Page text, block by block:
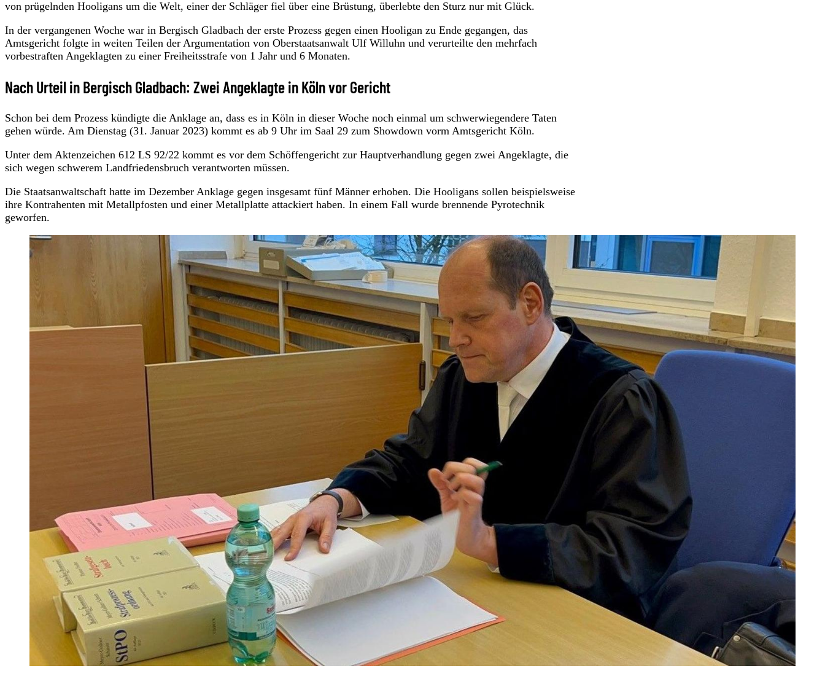
von prügelnden Hooligans um die Welt, einer der Schläger fiel über eine Brüstung, überlebte den Sturz nur mit Glück.
In der vergangenen Woche war in Bergisch Gladbach der erste Prozess gegen einen Hooligan zu Ende gegangen, das
Amtsgericht folgte in weiten Teilen der Argumentation von Oberstaatsanwalt Ulf Willuhn und verurteilte den mehrfach
vorbestraften Angeklagten zu einer Freiheitsstrafe von 1 Jahr und 6 Monaten.
Nach Urteil in Bergisch Gladbach: Zwei Angeklagte in Köln vor Gericht
Schon bei dem Prozess kündigte die Anklage an, dass es in Köln in dieser Woche noch einmal um schwerwiegendere Taten
gehen würde. Am Dienstag (31. Januar 2023) kommt es ab 9 Uhr im Saal 29 zum Showdown vorm Amtsgericht Köln.
Unter dem Aktenzeichen 612 LS 92/22 kommt es vor dem Schöffengericht zur Hauptverhandlung gegen zwei Angeklagte, die
sich wegen schwerem Landfriedensbruch verantworten müssen.
Die Staatsanwaltschaft hatte im Dezember Anklage gegen insgesamt fünf Männer erhoben. Die Hooligans sollen beispielsweise
ihre Kontrahenten mit Metallpfosten und einer Metallplatte attackiert haben. In einem Fall wurde brennende Pyrotechnik
geworfen.